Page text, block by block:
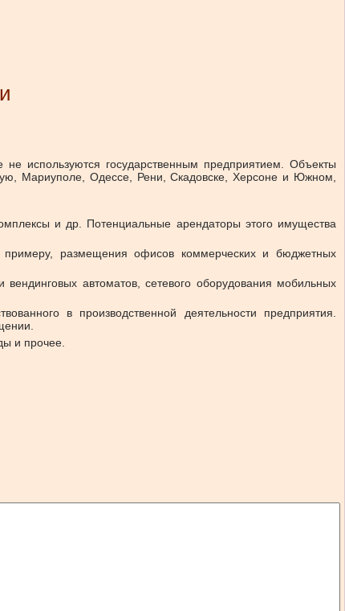
используются государственным предприятием. Объекты
Мариуполе, Одессе, Рени, Скадовске, Херсоне и Южном,
и др. Потенциальные арендаторы этого имущества
примеру, размещения офисов коммерческих и бюджетных
автоматов, сетевого оборудования мобильных
в производственной деятельности предприятия.
и прочее.